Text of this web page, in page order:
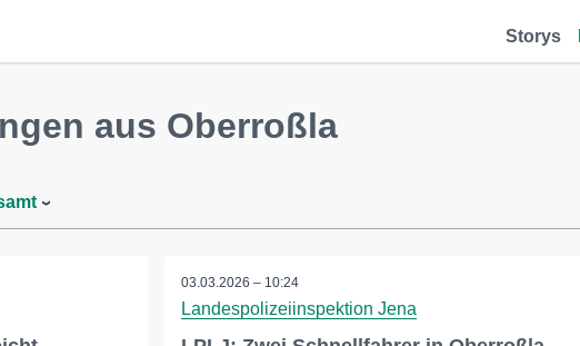
Storys
aus Oberroßla
03.03.2026 – 10:24
Landespolizeiinspektion Jena